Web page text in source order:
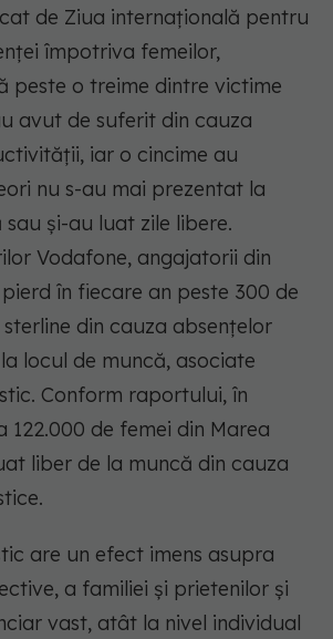
de Ziua internațională pentru
împotriva femeilor,
peste o treime dintre victime
avut de suferit din cauza
iar o cincime au
nu s-au mai prezentat la
sau și-au luat zile libere.
Vodafone, angajatorii din
în fiecare an peste 300 de
din cauza absențelor
locul de muncă, asociate
Conform raportului, în
122.000 de femei din Marea
liber de la muncă din cauza
are un efect imens asupra
a familiei și prietenilor și
vast, atât la nivel individual